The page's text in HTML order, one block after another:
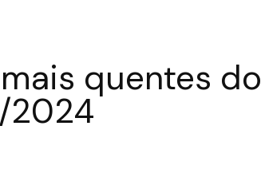
quentes do
2024